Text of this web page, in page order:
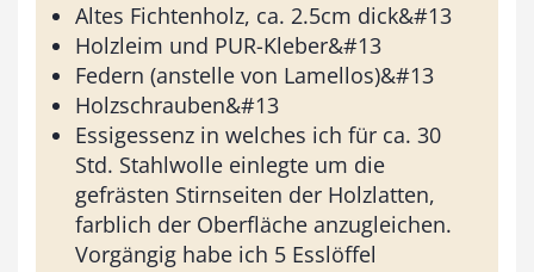
Altes Fichtenholz, ca. 2.5cm dick&#13
Holzleim und PUR-Kleber&#13
Federn (anstelle von Lamellos)&#13
Holzschrauben&#13
Essigessenz in welches ich für ca. 30
Std. Stahlwolle einlegte um die
gefrästen Stirnseiten der Holzlatten,
farblich der Oberfläche anzugleichen.
Vorgängig habe ich 5 Esslöffel